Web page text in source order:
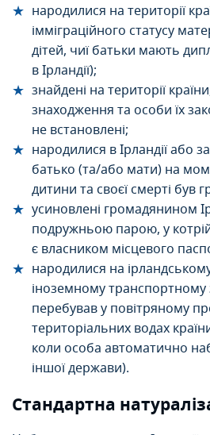
народилися на території
імміграційного статусу
дітей, чиї батьки мають
в Ірландії);
знайдені на території
знаходження та особи їх
не встановлені;
народилися в Ірландії або
батько (та/або мати) на
дитини та своєї смерті був
усиновлені громадянином
подружньою парою, у
є власником місцевого
народилися на
іноземному транспортному
перебував у повітряному
територіальних водах
коли особа автоматично
іншої держави).
Стандартна